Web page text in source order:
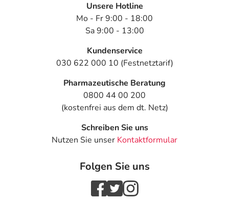
Unsere Hotline
Mo - Fr 9:00 - 18:00
Sa 9:00 - 13:00
Kundenservice
030 622 000 10 (Festnetztarif)
Pharmazeutische Beratung
0800 44 00 200
(kostenfrei aus dem dt. Netz)
Schreiben Sie uns
Nutzen Sie unser Kontaktformular
Folgen Sie uns